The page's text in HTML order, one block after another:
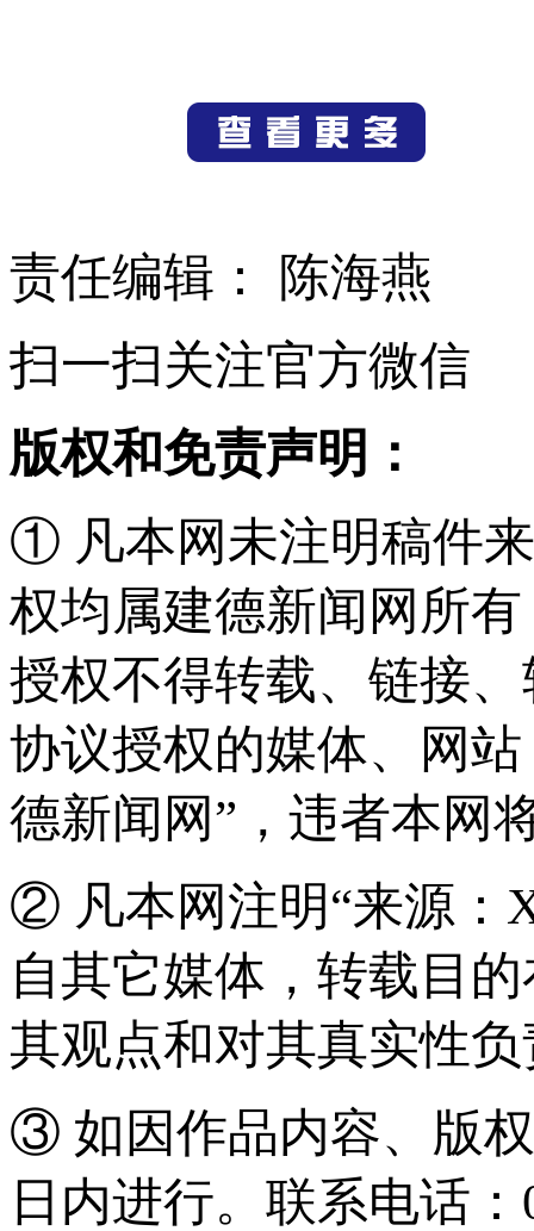
责任编辑： 陈海燕
扫一扫关注官方微信
版权和免责声明：
① 凡本网未注明稿件
权均属建德新闻网所
授权不得转载、链接
协议授权的媒体、网
德新闻网”，违者本网
② 凡本网注明“来源：
自其它媒体，转载目
其观点和对其真实性
③ 如因作品内容、版
日内进行。联系电话：